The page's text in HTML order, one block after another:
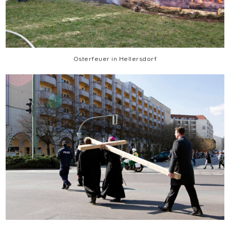
Osterfeuer in Hellersdorf